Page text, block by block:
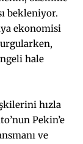
bekleniyor.
ekonomisi
hale
hızla
Pekin’e
ve